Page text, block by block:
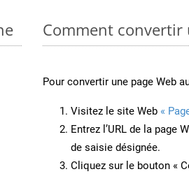
Comment convertir
Pour convertir une page Web
Visitez le site Web «
Entrez l’URL de la page
de saisie désignée.
Cliquez sur le bouton «